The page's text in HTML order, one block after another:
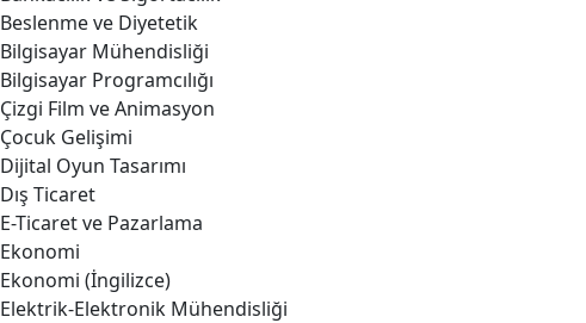
Beslenme ve Diyetetik
Bilgisayar Mühendisliği
Bilgisayar Programcılığı
Çizgi Film ve Animasyon
Çocuk Gelişimi
Dijital Oyun Tasarımı
Dış Ticaret
E-Ticaret ve Pazarlama
Ekonomi
Ekonomi (İngilizce)
Elektrik-Elektronik Mühendisliği